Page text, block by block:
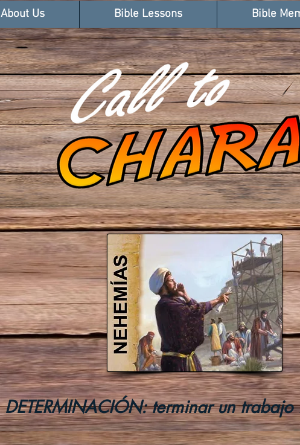
About Us Bible Lessons Bible
DETERMINACIÓN: terminar un